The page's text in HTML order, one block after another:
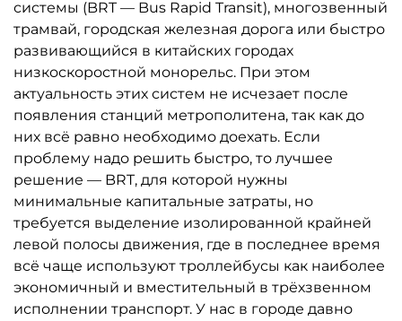
системы (BRT — Bus Rapid Transit), многозвенный
трамвай, городская железная дорога или быстро
развивающийся в китайских городах
низкоскоростной монорельс. При этом
актуальность этих систем не исчезает после
появления станций метрополитена, так как до
них всё равно необходимо доехать. Если
проблему надо решить быстро, то лучшее
решение — BRT, для которой нужны
минимальные капитальные затраты, но
требуется выделение изолированной крайней
левой полосы движения, где в последнее время
всё чаще используют троллейбусы как наиболее
экономичный и вместительный в трёхзвенном
исполнении транспорт. У нас в городе давно